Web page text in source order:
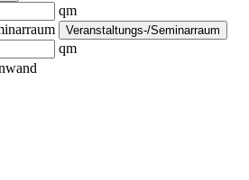
qm
Veranstaltungs-/Seminarraum
qm